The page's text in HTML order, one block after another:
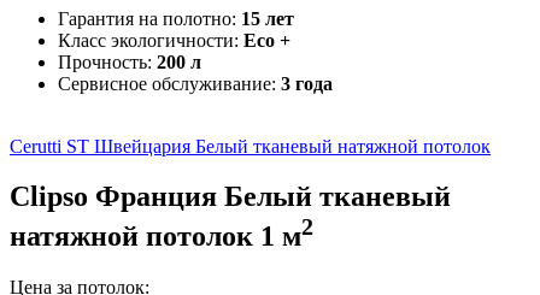
Гарантия на полотно: 15 лет
Класс экологичности: Eco +
Прочность: 200 л
Сервисное обслуживание: 3 года
Cerutti ST Швейцария Белый тканевый натяжной потолок
Clipso Франция Белый тканевый
натяжной потолок 1 м2
Цена за потолок: